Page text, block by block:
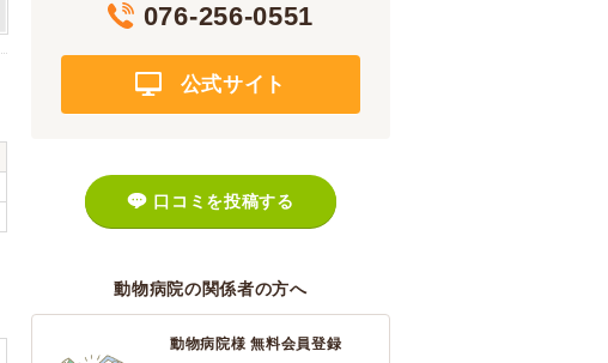
076-256-0551
公式サイト
口コミを投稿する
動物病院の関係者の方へ
動物病院様 無料会員登録